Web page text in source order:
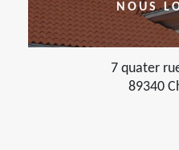
NOUS
7 quater
89340